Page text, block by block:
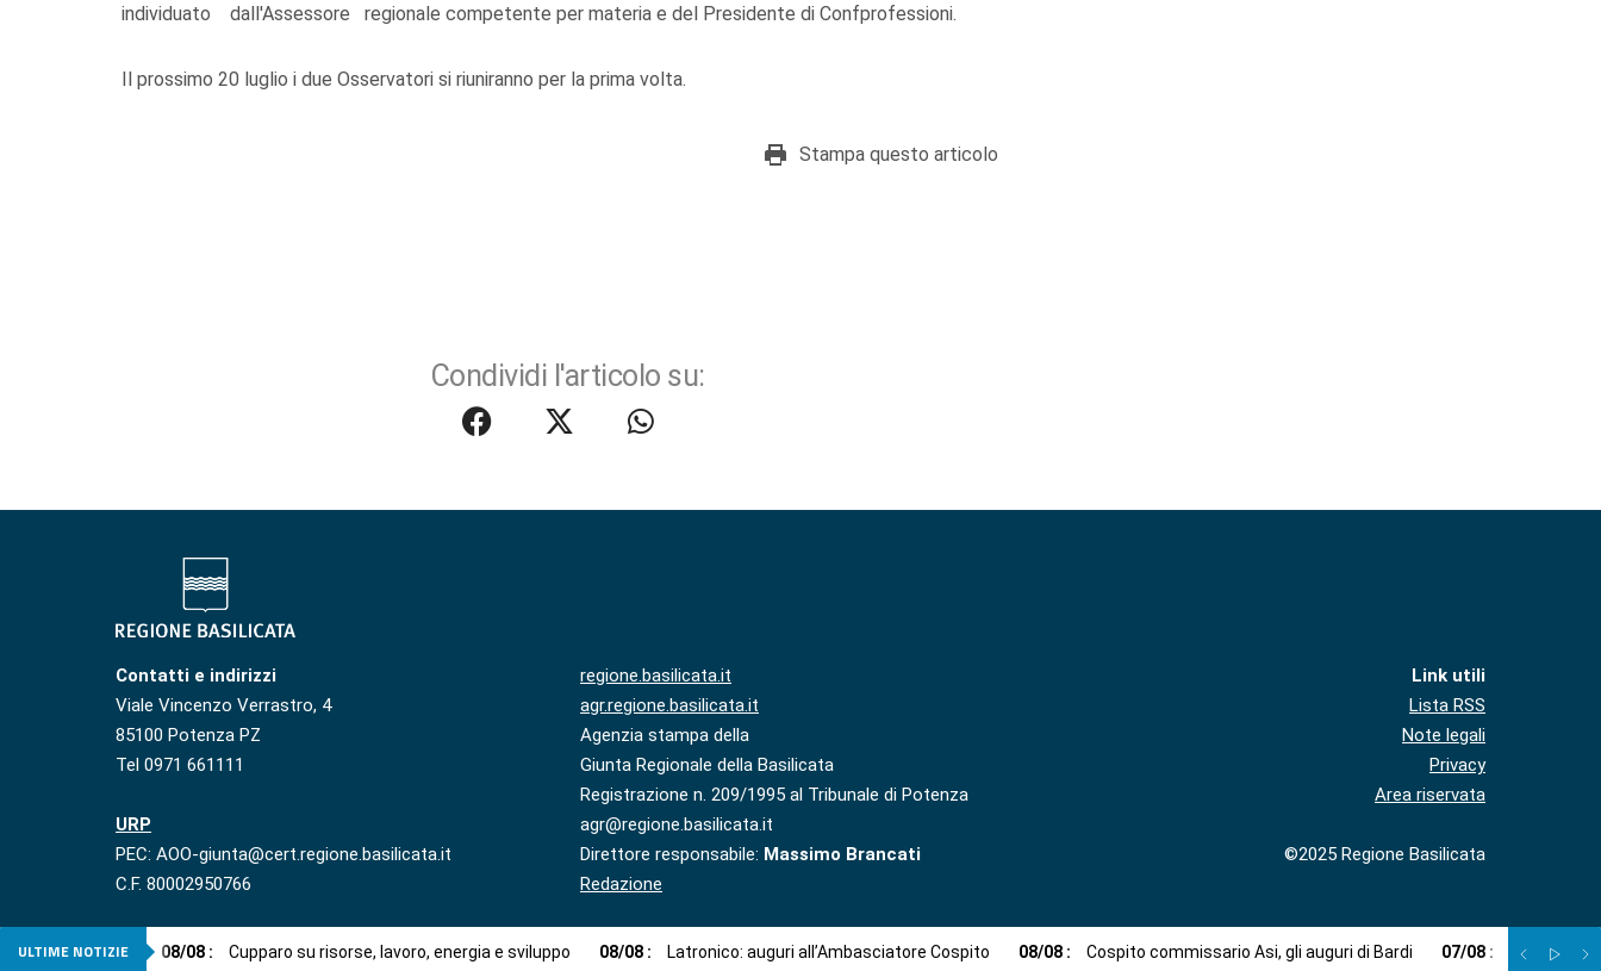
individuato dall'Assessore regionale competente per materia e del Presidente di Confprofessioni.
Il prossimo 20 luglio i due Osservatori si riuniranno per la prima volta.
Stampa questo articolo
Condividi l'articolo su:
Contatti e indirizzi
Viale Vincenzo Verrastro, 4
85100 Potenza PZ
Tel 0971 661111
URP
PEC: AOO-giunta@cert.regione.basilicata.it
C.F. 80002950766
regione.basilicata.it
agr.regione.basilicata.it
Agenzia stampa della
Giunta Regionale della Basilicata
Registrazione n. 209/1995 al Tribunale di Potenza
agr@regione.basilicata.it
Direttore responsabile: Massimo Brancati
Redazione
Link utili
Lista RSS
Note legali
Privacy
Area riservata
©2025 Regione Basilicata
ULTIME NOTIZIE 08/08 : Cupparo su risorse, lavoro, energia e sviluppo 08/08 : Latronico: auguri all’Ambasciatore Cospito 08/08 : Cospito commissario Asi, gli auguri di Bardi 07/08 : Viabilità,